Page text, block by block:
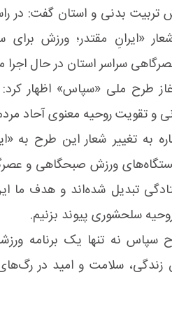
تربیت بدنی و استان گفت: در
«ایرانِ مقتدر؛ ورزش
سراسر استان در حال
طرح ملی «سپاس» اظهار
و تقویت روحیه معنوی آحاد
به تغییر شعار این طرح به
ورزش صبحگاهی و
تبدیل شده‌اند و هدف ما
سلحشوری پیوند بزنیم.
سپاس نه تنها یک برنامه
سلامت و امید در